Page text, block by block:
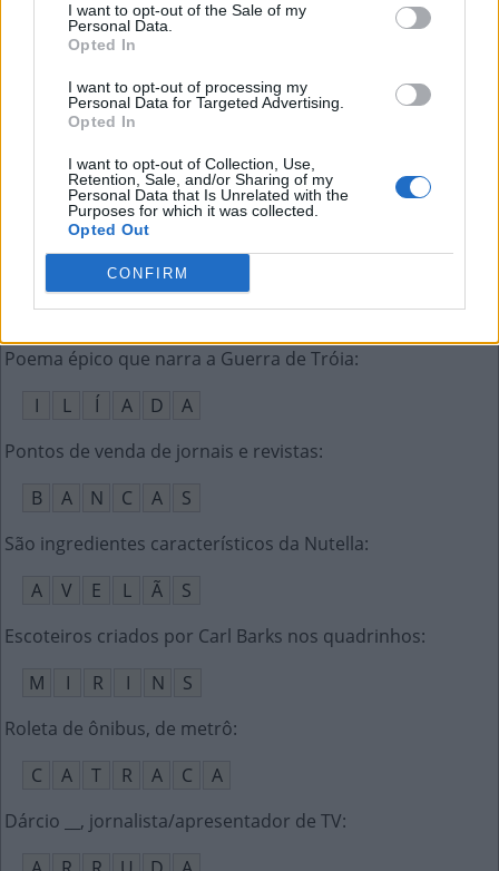
I want to opt-out of the Sale of my
Personal Data.
Opted In
I want to opt-out of processing my
Personal Data for Targeted Advertising.
Opted In
I want to opt-out of Collection, Use,
Retention, Sale, and/or Sharing of my
Personal Data that Is Unrelated with the
Purposes for which it was collected.
Opted Out
CONFIRM
B
E
Corrente grossa que prende a âncora à embarcação
M A R
Mosaico feito de "cacos" coloridos:
T R A
L
Diz-se que aparece após apontar para uma estrela
V
E R R U G
A
Poema épico que narra a Guerra de Tróia:
I
L Í A D
A
Pontos de venda de jornais e revistas:
B
A N C A
S
São ingredientes característicos da Nutella:
A
V E L Ã
S
Escoteiros criados por Carl Barks nos quadrinhos:
M
I R I N
S
Roleta de ônibus, de metrô:
C
A T R A C
A
Dárcio __, jornalista/apresentador de TV: